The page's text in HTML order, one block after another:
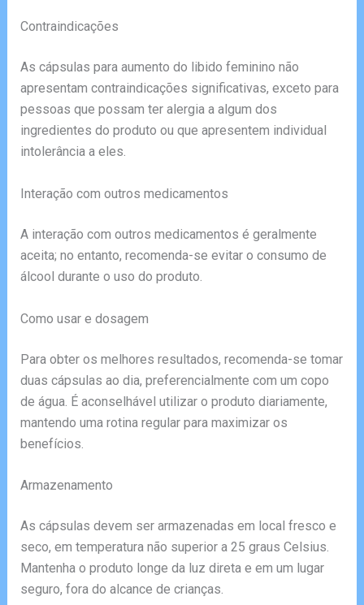
Contraindicações
As cápsulas para aumento do libido feminino não
apresentam contraindicações significativas, exceto para
pessoas que possam ter alergia a algum dos
ingredientes do produto ou que apresentem individual
intolerância a eles.
Interação com outros medicamentos
A interação com outros medicamentos é geralmente
aceita; no entanto, recomenda-se evitar o consumo de
álcool durante o uso do produto.
Como usar e dosagem
Para obter os melhores resultados, recomenda-se tomar
duas cápsulas ao dia, preferencialmente com um copo
de água. É aconselhável utilizar o produto diariamente,
mantendo uma rotina regular para maximizar os
benefícios.
Armazenamento
As cápsulas devem ser armazenadas em local fresco e
seco, em temperatura não superior a 25 graus Celsius.
Mantenha o produto longe da luz direta e em um lugar
seguro, fora do alcance de crianças.